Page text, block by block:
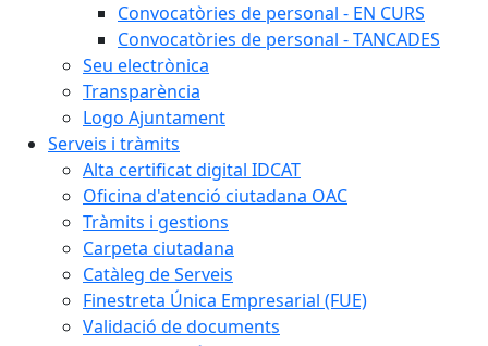
Convocatòries de personal - EN CURS
Convocatòries de personal - TANCADES
Seu electrònica
Transparència
Logo Ajuntament
Serveis i tràmits
Alta certificat digital IDCAT
Oficina d'atenció ciutadana OAC
Tràmits i gestions
Carpeta ciutadana
Catàleg de Serveis
Finestreta Única Empresarial (FUE)
Validació de documents